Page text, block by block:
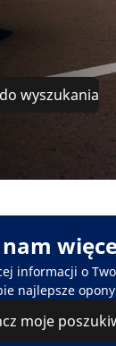
wyszukania
informacji o
najlepsze
moje